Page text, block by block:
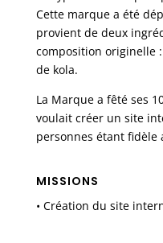
Cette marque a été
provient de deux
composition originelle
de kola.
La Marque a fêté ses
voulait créer un site
personnes étant fidèle
MISSIONS
• Création du site